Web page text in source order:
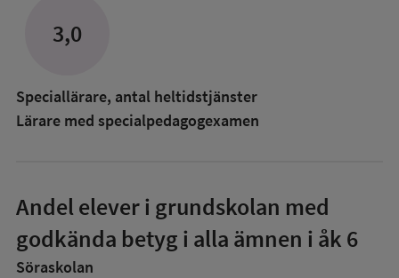
3,0
Speciallärare, antal heltidstjänster
Lärare med specialpedagog­examen
Andel elever i grundskolan med
godkända betyg i alla ämnen i åk 6
Söraskolan